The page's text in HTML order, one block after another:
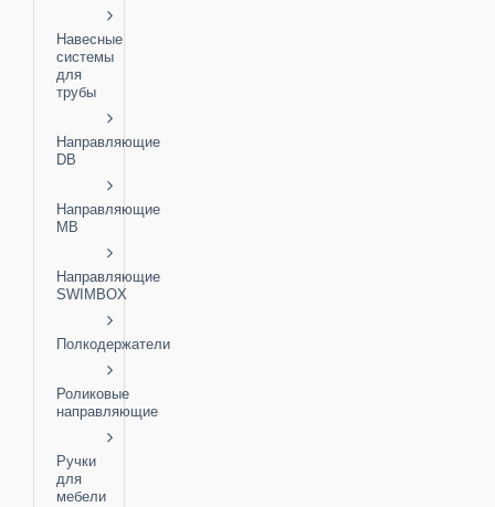
Навесные
системы
для
трубы
Направляющие
DB
Направляющие
MB
Направляющие
SWIMBOX
Полкодержатели
Роликовые
направляющие
Ручки
для
мебели